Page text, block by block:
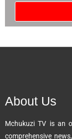
A
a
i
About Us
Mchukuzi TV is an
comprehensive